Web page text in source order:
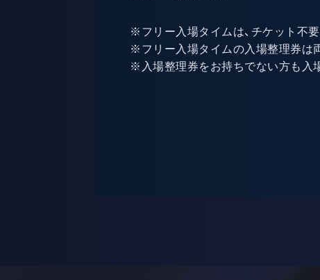
※フリー入場タイムは、チケット不
※フリー入場タイムの入場整理券は
※入場整理券をお持ちでない方も入